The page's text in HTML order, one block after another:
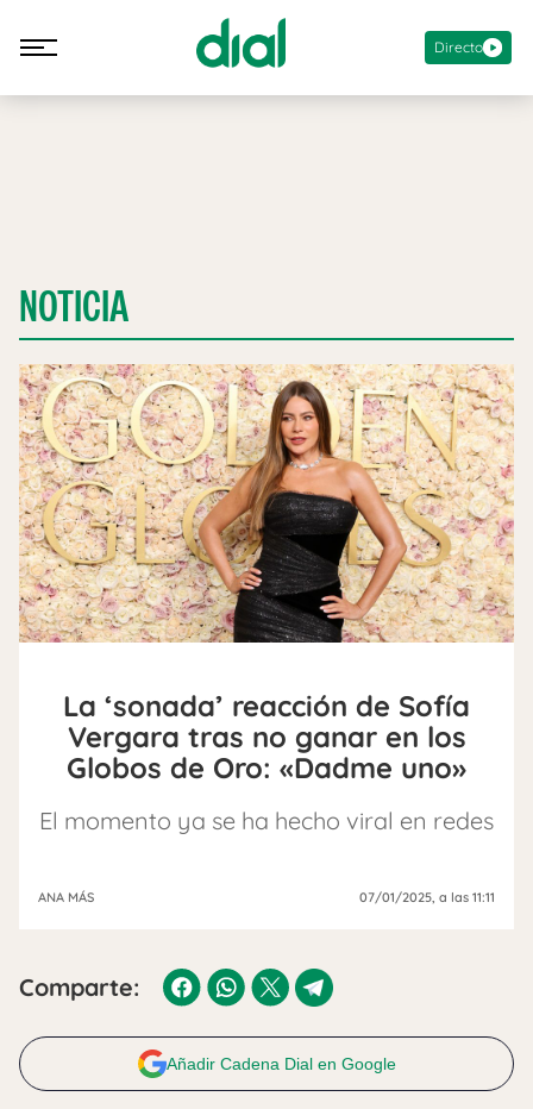
Directo
NOTICIA
La ‘sonada’ reacción de Sofía
Vergara tras no ganar en los
Globos de Oro: «Dadme uno»
El momento ya se ha hecho viral en redes
ANA MÁS 07/01/2025, a las 11:11
Comparte:
Añadir Cadena Dial en Google